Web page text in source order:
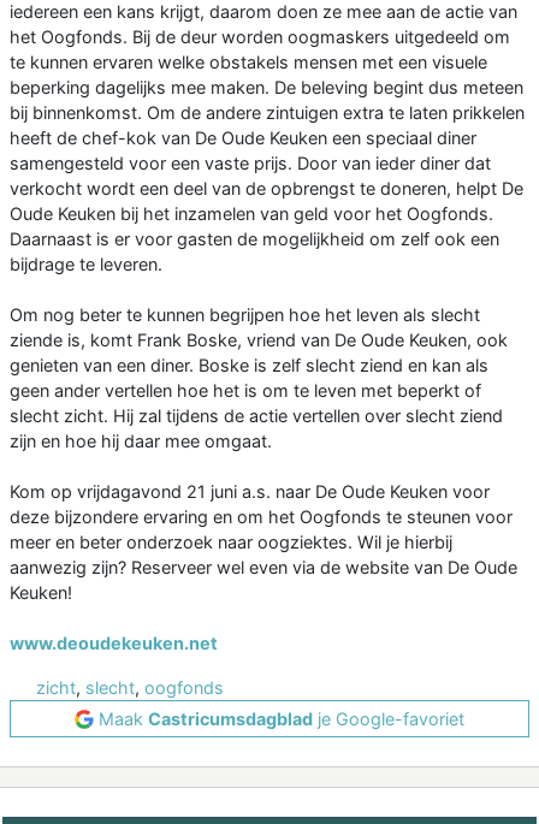
iedereen een kans krijgt, daarom doen ze mee aan de actie van
het Oogfonds. Bij de deur worden oogmaskers uitgedeeld om
te kunnen ervaren welke obstakels mensen met een visuele
beperking dagelijks mee maken. De beleving begint dus meteen
bij binnenkomst. Om de andere zintuigen extra te laten prikkelen
heeft de chef-kok van De Oude Keuken een speciaal diner
samengesteld voor een vaste prijs. Door van ieder diner dat
verkocht wordt een deel van de opbrengst te doneren, helpt De
Oude Keuken bij het inzamelen van geld voor het Oogfonds.
Daarnaast is er voor gasten de mogelijkheid om zelf ook een
bijdrage te leveren.
Om nog beter te kunnen begrijpen hoe het leven als slecht
ziende is, komt Frank Boske, vriend van De Oude Keuken, ook
genieten van een diner. Boske is zelf slecht ziend en kan als
geen ander vertellen hoe het is om te leven met beperkt of
slecht zicht. Hij zal tijdens de actie vertellen over slecht ziend
zijn en hoe hij daar mee omgaat.
Kom op vrijdagavond 21 juni a.s. naar De Oude Keuken voor
deze bijzondere ervaring en om het Oogfonds te steunen voor
meer en beter onderzoek naar oogziektes. Wil je hierbij
aanwezig zijn? Reserveer wel even via de website van De Oude
Keuken!
www.deoudekeuken.net
zicht, slecht, oogfonds
Maak Castricumsdagblad je Google-favoriet